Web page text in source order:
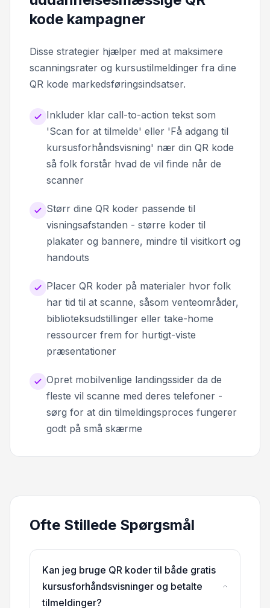
kode kampagner
Disse strategier hjælper med at maksimere
scanningsrater og kursustilmeldinger fra dine
QR kode markedsføringsindsatser.
Inkluder klar call-to-action tekst som
'Scan for at tilmelde' eller 'Få adgang til
kursusforhåndsvisning' nær din QR kode
så folk forstår hvad de vil finde når de
scanner
Størr dine QR koder passende til
visningsafstanden - større koder til
plakater og bannere, mindre til visitkort og
handouts
Placer QR koder på materialer hvor folk
har tid til at scanne, såsom venteområder,
biblioteksudstillinger eller take-home
ressourcer frem for hurtigt-viste
præsentationer
Opret mobilvenlige landingssider da de
fleste vil scanne med deres telefoner -
sørg for at din tilmeldingsproces fungerer
godt på små skærme
Ofte Stillede Spørgsmål
Kan jeg bruge QR koder til både gratis
kursusforhåndsvisninger og betalte
tilmeldinger?